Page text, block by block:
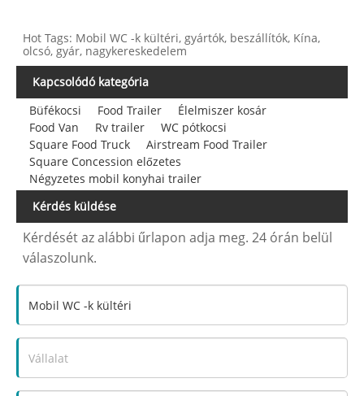
Hot Tags: Mobil WC -k kültéri, gyártók, beszállítók, Kína,
olcsó, gyár, nagykereskedelem
Kapcsolódó kategória
Büfékocsi
Food Trailer
Élelmiszer kosár
Food Van
Rv trailer
WC pótkocsi
Square Food Truck
Airstream Food Trailer
Square Concession előzetes
Négyzetes mobil konyhai trailer
Kérdés küldése
Kérdését az alábbi űrlapon adja meg. 24 órán belül
válaszolunk.